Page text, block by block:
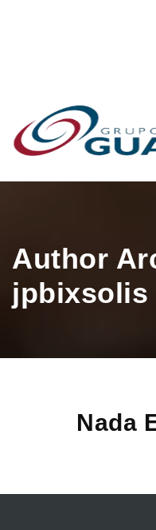
Author
jpbixsolis
Nada